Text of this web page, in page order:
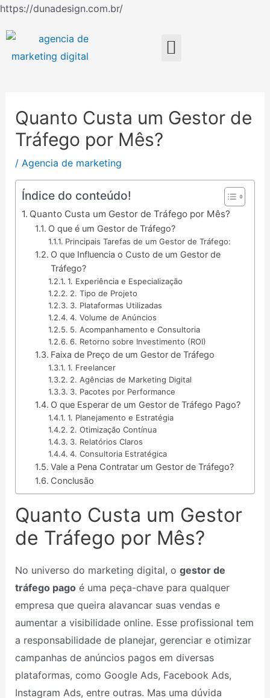
https://dunadesign.com.br/Ir
Menu
Quanto Custa um Gestor de
Tráfego por Mês?
/ Agencia de marketing
Índice do conteúdo!
Quanto Custa um Gestor de Tráfego por Mês?
O que é um Gestor de Tráfego?
Principais Tarefas de um Gestor de Tráfego:
O que Influencia o Custo de um Gestor de
Tráfego?
1. Experiência e Especialização
2. Tipo de Projeto
3. Plataformas Utilizadas
4. Volume de Anúncios
5. Acompanhamento e Consultoria
6. Retorno sobre Investimento (ROI)
Faixa de Preço de um Gestor de Tráfego
1. Freelancer
2. Agências de Marketing Digital
3. Pacotes por Performance
O que Esperar de um Gestor de Tráfego Pago?
1. Planejamento e Estratégia
2. Otimização Contínua
3. Relatórios Claros
4. Consultoria Estratégica
Vale a Pena Contratar um Gestor de Tráfego?
Conclusão
Quanto Custa um Gestor
de Tráfego por Mês?
No universo do marketing digital, o gestor de
tráfego pagoé uma peça-chave para qualquer
empresa que queira alavancar suas vendas e
aumentar a visibilidade online. Esse profissional tem
a responsabilidade de planejar, gerenciar e otimizar
campanhas de anúncios pagos em diversas
plataformas, como Google Ads, Facebook Ads,
Instagram Ads, entre outras. Mas uma dúvida
de
Post